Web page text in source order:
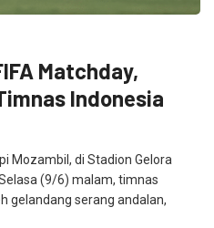
Matchday,
Indonesia
Mozambil, di Stadion Gelora
(9/6) malam, timnas
gelandang serang andalan,